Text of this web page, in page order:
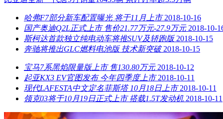
哈弗F7部分新车配置曝光 将于11月上市 2018-10-16
国产奥迪Q2L正式上市 售价21.77万元-27.9万元 2018-10-
斯柯达首款独立纯电动车将推SUV及轿跑版 2018-10-15
奔驰将推出GLC燃料电池版 技术新突破2018-10-15
宝马7系黑焰限量版上市 售130.80万元 2018-10-12
起亚KX3 EV官图发布 今年四季度上市 2018-10-11
现代LAFESTA中文定名菲斯塔 10月18日上市 2018-10-11
领克03将于10月19日正式上市 搭载1.5T发动机 2018-10-11